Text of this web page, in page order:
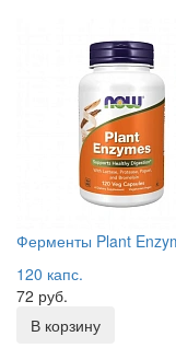
Ферменты Plant
120 капс.
72 руб.
В корзину